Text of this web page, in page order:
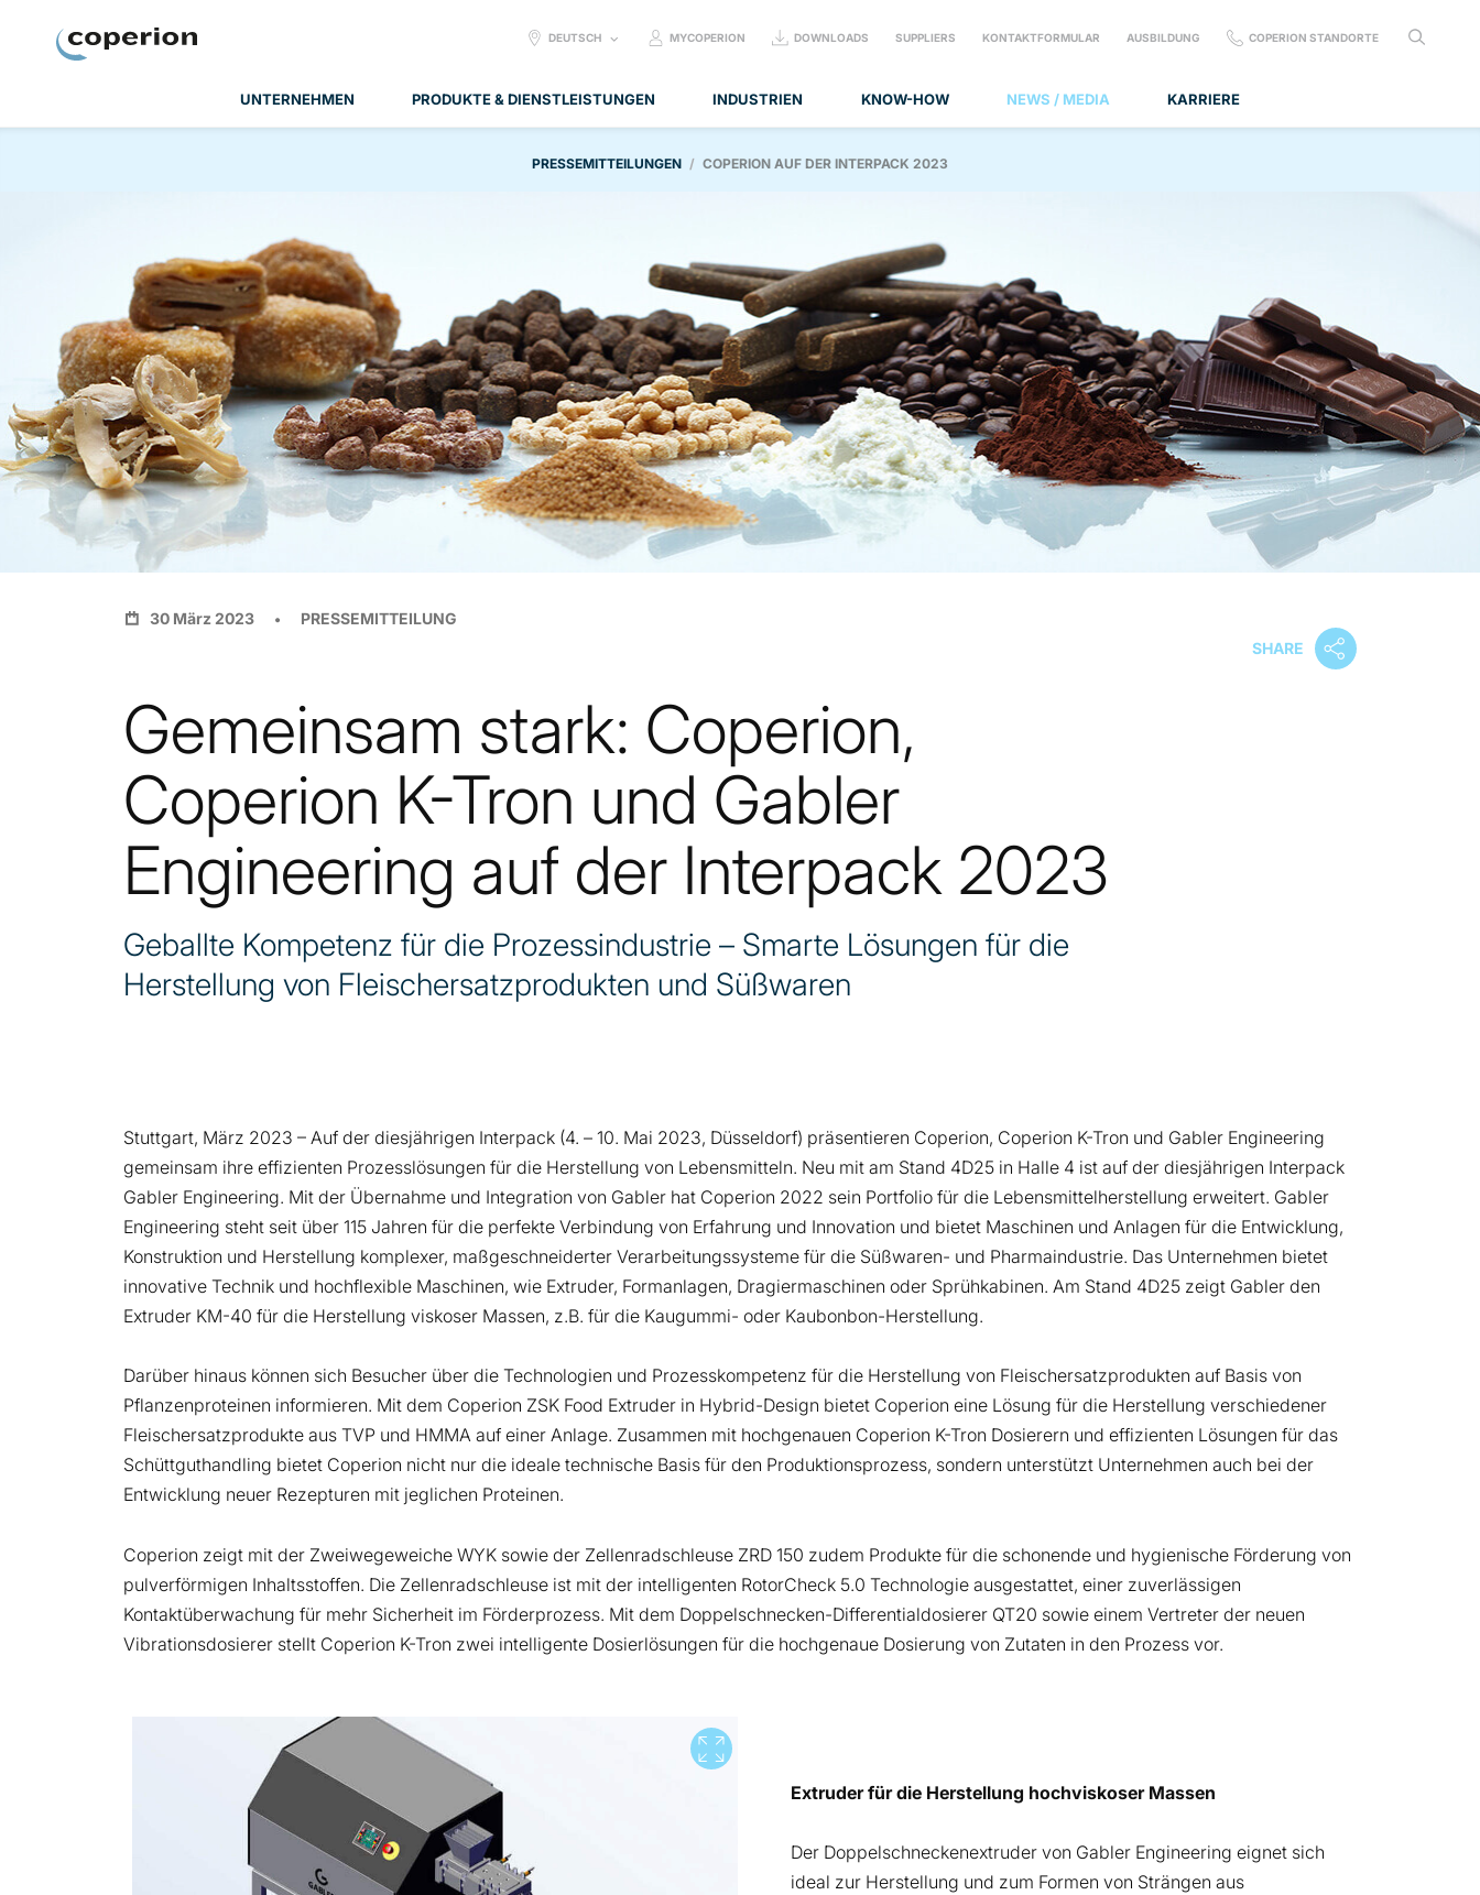
UNTERNEHMEN PRODUKTE & DIENSTLEISTUNGEN INDUSTRIEN KNOW-HOW NEWS / MEDIA KARRIERE
SELECT
DEUTSCH MYCOPERION DOWNLOADS SUPPLIERS KONTAKTFORMULAR AUSBILDUNG COPERION STANDORTE
PRESSEMITTEILUNGEN COPERION AUF DER INTERPACK 2023
30 März 2023
PRESSEMITTEILUNG
SHARE
Gemeinsam stark: Coperion,
Coperion K-Tron und Gabler
Engineering auf der Interpack 2023
Geballte Kompetenz für die Prozessindustrie – Smarte Lösungen für die
Herstellung von Fleischersatzprodukten und Süßwaren
Stuttgart, März 2023 – Auf der diesjährigen Interpack (4. – 10. Mai 2023, Düsseldorf) präsentieren Coperion, Coperion K-Tron und Gabler Engineering
gemeinsam ihre effizienten Prozesslösungen für die Herstellung von Lebensmitteln. Neu mit am Stand 4D25 in Halle 4 ist auf der diesjährigen Interpack
Gabler Engineering. Mit der Übernahme und Integration von Gabler hat Coperion 2022 sein Portfolio für die Lebensmittelherstellung erweitert. Gabler
Engineering steht seit über 115 Jahren für die perfekte Verbindung von Erfahrung und Innovation und bietet Maschinen und Anlagen für die Entwicklung,
Konstruktion und Herstellung komplexer, maßgeschneiderter Verarbeitungssysteme für die Süßwaren- und Pharmaindustrie. Das Unternehmen bietet
innovative Technik und hochflexible Maschinen, wie Extruder, Formanlagen, Dragiermaschinen oder Sprühkabinen. Am Stand 4D25 zeigt Gabler den
Extruder KM-40 für die Herstellung viskoser Massen, z.B. für die Kaugummi- oder Kaubonbon-Herstellung.
Darüber hinaus können sich Besucher über die Technologien und Prozesskompetenz für die Herstellung von Fleischersatzprodukten auf Basis von
Pflanzenproteinen informieren. Mit dem Coperion ZSK Food Extruder in Hybrid-Design bietet Coperion eine Lösung für die Herstellung verschiedener
Fleischersatzprodukte aus TVP und HMMA auf einer Anlage. Zusammen mit hochgenauen Coperion K-Tron Dosierern und effizienten Lösungen für das
Schüttguthandling bietet Coperion nicht nur die ideale technische Basis für den Produktionsprozess, sondern unterstützt Unternehmen auch bei der
Entwicklung neuer Rezepturen mit jeglichen Proteinen.
Coperion zeigt mit der Zweiwegeweiche WYK sowie der Zellenradschleuse ZRD 150 zudem Produkte für die schonende und hygienische Förderung von
pulverförmigen Inhaltsstoffen. Die Zellenradschleuse ist mit der intelligenten RotorCheck 5.0 Technologie ausgestattet, einer zuverlässigen
Kontaktüberwachung für mehr Sicherheit im Förderprozess. Mit dem Doppelschnecken-Differentialdosierer QT20 sowie einem Vertreter der neuen
Vibrationsdosierer stellt Coperion K-Tron zwei intelligente Dosierlösungen für die hochgenaue Dosierung von Zutaten in den Prozess vor.
Vollbild
Extruder für die Herstellung hochviskoser Massen
Der Doppelschneckenextruder von Gabler Engineering eignet sich
ideal zur Herstellung und zum Formen von Strängen aus